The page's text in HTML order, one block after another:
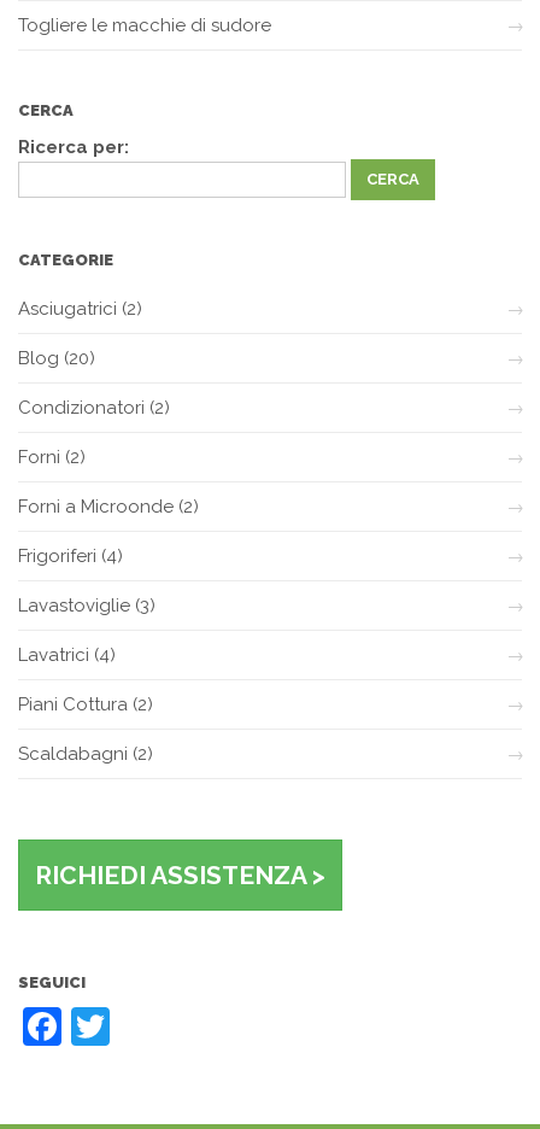
Togliere le macchie di sudore
CERCA
Ricerca per:
CATEGORIE
Asciugatrici (2)
Blog (20)
Condizionatori (2)
Forni (2)
Forni a Microonde (2)
Frigoriferi (4)
Lavastoviglie (3)
Lavatrici (4)
Piani Cottura (2)
Scaldabagni (2)
RICHIEDI ASSISTENZA >
SEGUICI
Facebook